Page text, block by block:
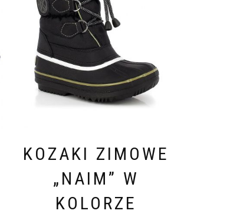
KOZAKI ZIMOWE
„NAIM” W
KOLORZE